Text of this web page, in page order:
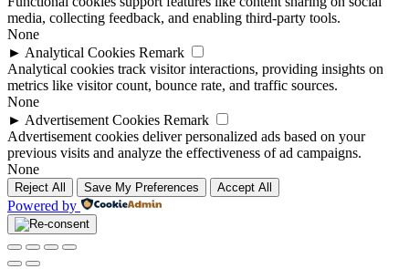
media, collecting feedback, and enabling third-party tools.
None
► Analytical Cookies Remark
Analytical cookies track visitor interactions, providing insights on
metrics like visitor count, bounce rate, and traffic sources.
None
► Advertisement Cookies Remark
Advertisement cookies deliver personalized ads based on your
previous visits and analyze the effectiveness of ad campaigns.
None
Reject All Save My Preferences Accept All
Powered by